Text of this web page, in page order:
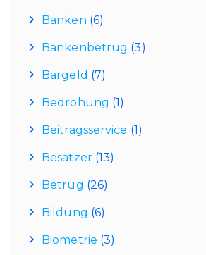
Banken (6)
Bankenbetrug (3)
Bargeld (7)
Bedrohung (1)
Beitragsservice (1)
Besatzer(13)
Betrug (26)
Bildung (6)
Biometrie (3)